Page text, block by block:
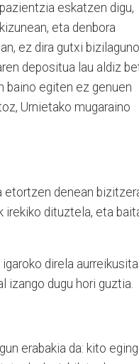
eskatzen digu,
eta denbora
ez dira gutxi
depositua lau aldiz
baino egiten ez genuen
Urnietako mugaraino
etortzen denean
irekiko dituztela, eta
direla aurreikusita
izango dugu hori guztia.
erabakia da: kito